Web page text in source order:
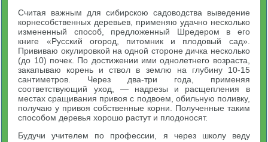
Считая важным для сибирскою садоводства выведение
корнесобственных деревьев, применяю удачно несколько
измененный способ, предложенный Шредером в его
книге «Русский огород, питомник и плодовый сад».
Прививаю окулировкой на одной стороне дичка несколько
(до 10) почек. По достижении ими однолетнего возраста,
закапываю корень и ствол в землю на глубину 10-15
сантиметров. Через два-три года, применяя
соответствующий уход, — надрезы и расщепления в
местах сращивания привоя с подвоем, обильную поливку,
получаю у привоя собственные корни. Полученные таким
способом деревья хорошо растут и плодоносят.
Будучи учителем по профессии, я через школу веду